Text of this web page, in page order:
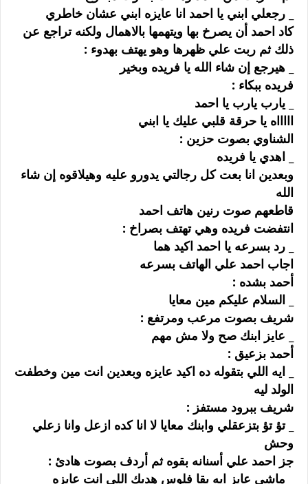
_ ﺭﺟﻌﻠﻲ ﺍﺑﻨﻲ ﻳﺎ ﺍﺣﻤﺪ ﺍﻧﺎ ﻋﺎﻳﺰﻩ ﺍﺑﻨﻲ ﻋﺸﺎﻥ ﺧﺎﻃﺮﻱ
ﻛﺎﺩ ﺍﺣﻤﺪ ﺃﻥ ﻳﺼﺮﺥ ﺑﻬﺎ ﻭﻳﺘﻬﻤﻬﺎ ﺑﺎﻻﻫﻤﺎﻝ ﻭﻟﻜﻨﻪ ﺗﺮﺍﺟﻊ ﻋﻦ
ﺫﻟﻚ ﺛﻢ ﺭﺑﺖ ﻋﻠﻲ ﻇﻬﺮﻫﺎ ﻭﻫﻮ ﻳﻬﺘﻒ ﺑﻬﺪﻭﺀ :
_ ﻫﻴﺮﺟﻊ ﺇﻥ ﺷﺎﺀ ﺍﻟﻠﻪ ﻳﺎ ﻓﺮﻳﺪﻩ ﻭﺑﺨﻴﺮ
ﻓﺮﻳﺪﻩ ﺑﺒﻜﺎﺀ :
_ ﻳﺎﺭﺏ ﻳﺎﺭﺏ ﻳﺎ ﺍﺣﻤﺪ
ﺍﺍﺍﺍﺍﻩ ﻳﺎ ﺣﺮﻗﺔ ﻗﻠﺒﻲ ﻋﻠﻴﻚ ﻳﺎ ﺍﺑﻨﻲ
ﺍﻟﺸﻨﺎﻭﻱ ﺑﺼﻮﺕ ﺣﺰﻳﻦ :
_ ﺍﻫﺪﻱ ﻳﺎ ﻓﺮﻳﺪﻩ
ﻭﺑﻌﺪﻳﻦ ﺍﻧﺎ ﺑﻌﺖ ﻛﻞ ﺭﺟﺎﻟﺘﻲ ﻳﺪﻭﺭﻭ ﻋﻠﻴﻪ ﻭﻫﻴﻼﻗﻮﻩ ﺇﻥ ﺷﺎﺀ
ﺍﻟﻠﻪ
ﻗﺎﻃﻌﻬﻢ ﺻﻮﺕ ﺭﻧﻴﻦ ﻫﺎﺗﻒ ﺍﺣﻤﺪ
ﺍﻧﺘﻔﻀﺖ ﻓﺮﻳﺪﻩ ﻭﻫﻲ ﺗﻬﺘﻒ ﺑﺼﺮﺍﺥ :
_ ﺭﺩ ﺑﺴﺮﻋﻪ ﻳﺎ ﺍﺣﻤﺪ ﺍﻛﻴﺪ ﻫﻤﺎ
ﺍﺟﺎﺏ ﺍﺣﻤﺪ ﻋﻠﻲ ﺍﻟﻬﺎﺗﻒ ﺑﺴﺮﻋﻪ
ﺃﺣﻤﺪ ﺑﺸﺪﻩ :
_ ﺍﻟﺴﻼﻡ ﻋﻠﻴﻜﻢ ﻣﻴﻦ ﻣﻌﺎﻳﺎ
ﺷﺮﻳﻒ ﺑﺼﻮﺕ ﻣﺮﻋﺐ ﻭﻣﺮﺗﻔﻊ :
_ ﻋﺎﻳﺰ ﺍﺑﻨﻚ ﺻﺢ ﻭﻻ ﻣﺶ ﻣﻬﻢ
ﺃﺣﻤﺪ ﺑﺰﻋﻴﻖ :
_ ﺍﻳﻪ ﺍﻟﻠﻲ ﺑﺘﻘﻮﻟﻪ ﺩﻩ ﺍﻛﻴﺪ ﻋﺎﻳﺰﻩ ﻭﺑﻌﺪﻳﻦ ﺍﻧﺖ ﻣﻴﻦ ﻭﺧﻄﻔﺖ
ﺍﻟﻮﻟﺪ ﻟﻴﻪ
ﺷﺮﻳﻒ ﺑﺒﺮﻭﺩ ﻣﺴﺘﻔﺰ :
_ ﺗﺆ ﺗﺆ ﺑﺘﺰﻋﻘﻠﻲ ﻭﺍﺑﻨﻚ ﻣﻌﺎﻳﺎ ﻻ ﺍﻧﺎ ﻛﺪﻩ ﺍﺯﻋﻞ ﻭﺍﻧﺎ ﺯﻋﻠﻲ
ﻭﺣﺶ
ﺟﺰ ﺍﺣﻤﺪ ﻋﻠﻲ ﺃﺳﻨﺎﻧﻪ ﺑﻘﻮﻩ ﺛﻢ ﺃﺭﺩﻑ ﺑﺼﻮﺕ ﻫﺎﺩﺉ :
_ ﻣﺎﺷﻲ ﻋﺎﻳﺰ ﺍﻳﻪ ﺑﻘﺎ ﻓﻠﻮﺱ ﻫﺪﻳﻚ ﺍﻟﻠﻲ ﺍﻧﺖ ﻋﺎﻳﺰﻩ